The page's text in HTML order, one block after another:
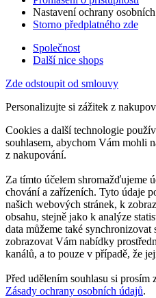
Nastavení ochrany
Storno předplatného zde
Společnost
Další nice shops
Zde odstoupit od smlouvy
Personalizujte si zážitek z
Cookies a další technologie
souhlasem, abychom Vám mohli
z nakupování.
Za tímto účelem shromažďujeme
chování a zařízeních. Tyto údaje
našich webových stránek, k
obsahu, stejně jako k analýze
data můžeme také
zobrazovat Vám nabídky
kanálů, a to pouze v případě, že
Před udělením souhlasu si prosím
Zásady ochrany osobních údajů.